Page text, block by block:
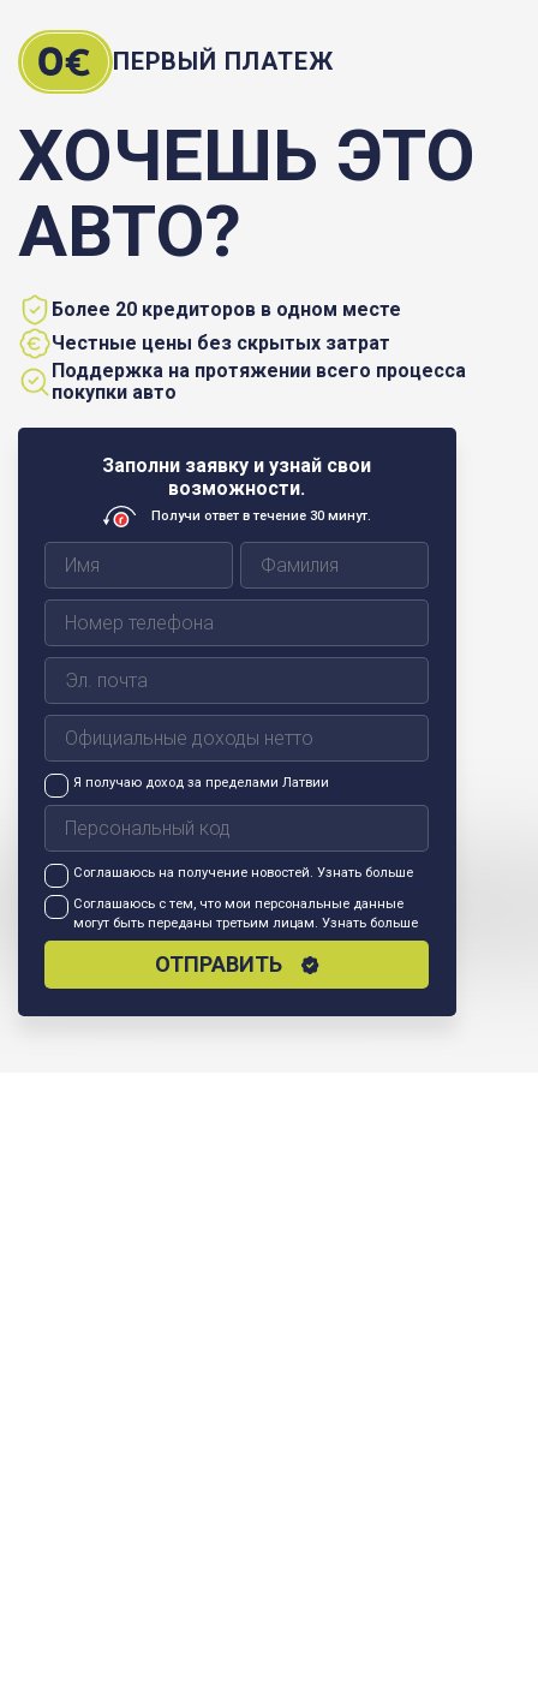
Заполни заявку и узнай свои
возможности.
Получи ответ в течение 30 минут.
Я получаю доход за пределами Латвии
Соглашаюсь на получение новостей.Узнать больше
Соглашаюсь с тем, что мои персональные данные
могут быть переданы третьим лицам.Узнать больше
ОТПРАВИТЬ
ПЕРВЫЙ ПЛАТЕЖ
ХОЧЕШЬ ЭТО
АВТО?
Более 20 кредиторов в одном месте
Честные цены без скрытых затрат
Поддержка на протяжении всего процесса
покупки авто